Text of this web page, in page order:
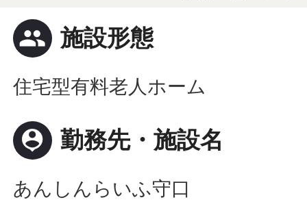
people 施設形態
住宅型有料老人ホーム
person_pin 勤務先・施設名
あんしんらいふ守口